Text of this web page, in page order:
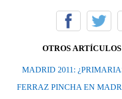
OTROS
MADRID 2011:
FERRAZ PINCHA EN